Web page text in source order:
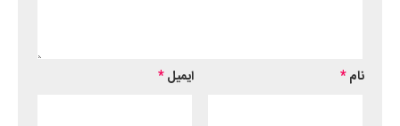
نام* ایمیل*